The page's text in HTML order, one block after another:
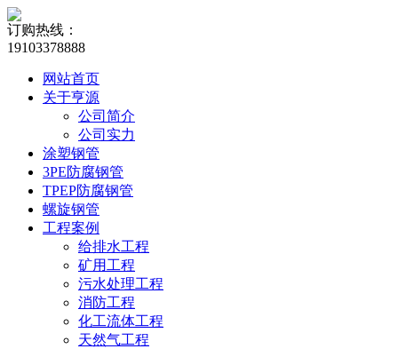
订购热线：
19103378888
网站首页
关于亨源
公司简介
公司实力
涂塑钢管
3PE防腐钢管
TPEP防腐钢管
螺旋钢管
工程案例
给排水工程
矿用工程
污水处理工程
消防工程
化工流体工程
天然气工程